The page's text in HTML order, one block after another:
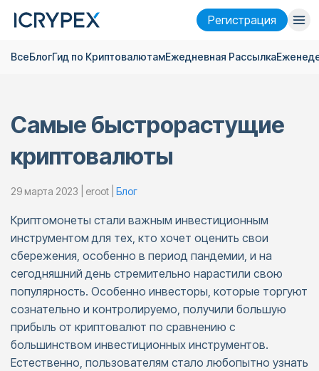
Pегистрация
Войти Pегистрация
Компания
Исследовать
Помощь
Фьючерсыx50
Language
Тема
ВсеБлогГид по КриптовалютамЕжедневная Pассылка
Самые быстрорастущие
криптовалюты
29 марта 2023 | eroot | Блог
Криптомонеты стали важным инвестиционным
инструментом для тех, кто хочет оценить свои
сбережения, особенно в период пандемии, и на
сегодняшний день стремительно нарастили свою
популярность. Особенно инвесторы, которые торгуют
сознательно и контролируемо, получили большую
прибыль от криптовалют по сравнению с
большинством инвестиционных инструментов.
Естественно, пользователям стало любопытно узнать